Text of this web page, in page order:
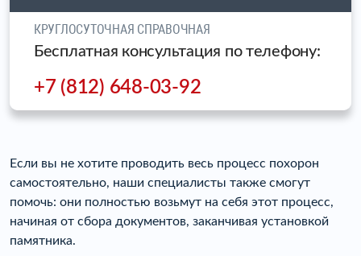
КРУГЛОСУТОЧНАЯ СПРАВОЧНАЯ
Бесплатная консультация по телефону:
+7 (812) 648-03-92
Если вы не хотите проводить весь процесс похорон
самостоятельно, наши специалисты также смогут
помочь: они полностью возьмут на себя этот процесс,
начиная от сбора документов, заканчивая установкой
памятника.